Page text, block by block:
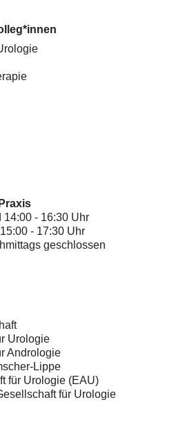
14:00 - 16:30 Uhr
- 17:30 Uhr
geschlossen
Urologie
Andrologie
Lippe
für Urologie (EAU)
für Urologie